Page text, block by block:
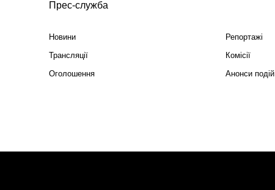
Прес-служба
Новини
Репортажі
Трансляції
Комісії
Оголошення
Анонси подій